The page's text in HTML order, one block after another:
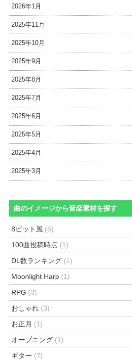
2026年1月
2025年11月
2025年10月
2025年9月
2025年8月
2025年7月
2025年6月
2025年5月
2025年4月
2025年3月
曲のイメージから音楽素材を探す
8ビット風 (6)
100曲投稿時点 (1)
DL数ランキング (1)
Moonlight Harp (1)
RPG (3)
おしゃれ (3)
お正月 (1)
オープニング (1)
ギター (7)